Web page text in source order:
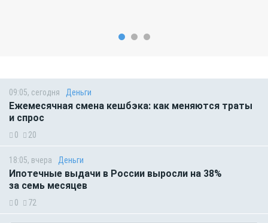
09:05, сегодня Деньги
Ежемесячная смена кешбэка: как меняются траты
и спрос
0 20
18:05, вчера Деньги
Ипотечные выдачи в России выросли на 38%
за семь месяцев
0 72